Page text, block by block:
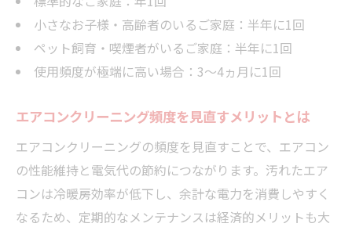
依頼時にお得になるタイミングとは
無駄のない頻度設定でコスト削減
エアコンクリーニングを安く依頼するコツ
業者ごとのサービス内容をチェックしよう
家の環境ごとの最適頻度早見表
ペットや子どもがいる家庭の頻度目安
リビング・寝室で頻度はどう変わる？
小さなお子様・高齢者のいるご家庭：半年に1回
ペット飼育・喫煙者がいるご家庭：半年に1回
使用頻度が極端に高い場合：3～4ヵ月に1回
エアコンクリーニング頻度を見直すメリットとは
エアコンクリーニングの頻度を見直すことで、エアコン
の性能維持と電気代の節約につながります。汚れたエア
コンは冷暖房効率が低下し、余計な電力を消費しやすく
なるため、定期的なメンテナンスは経済的メリットも大